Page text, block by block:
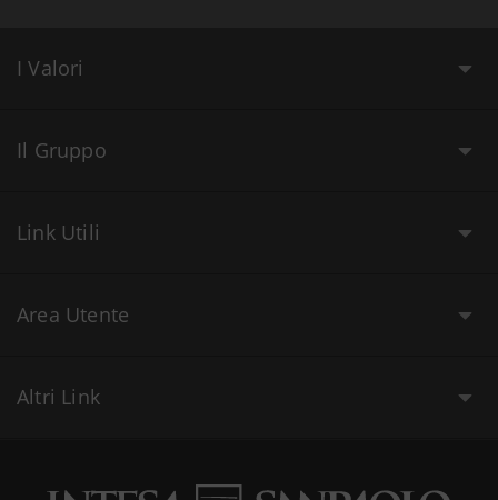
I Valori
Il Gruppo
Link Utili
Area Utente
Altri Link